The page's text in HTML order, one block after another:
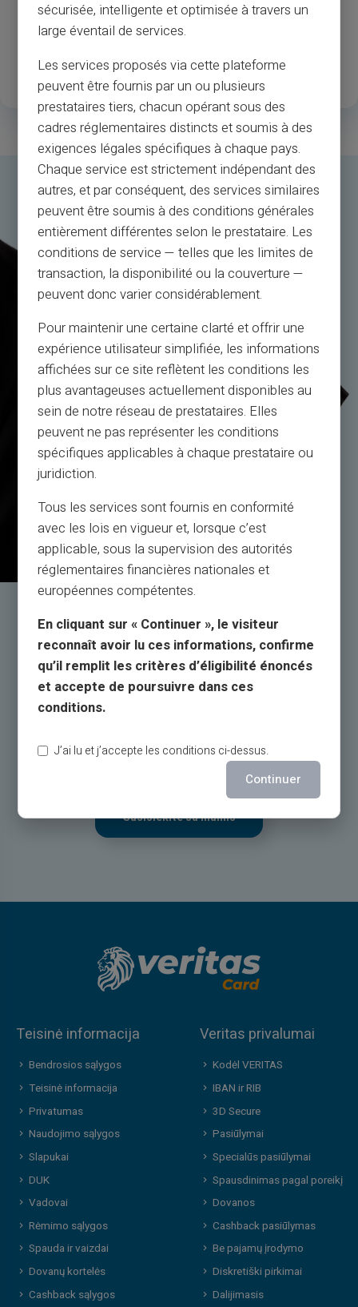
1.3M
klientai
Tikrųžmonių, o ne robotų
aptarnavimas ir palaikymas
Klientų aptarnavimas anglų kalba jūsų paslaugoms
telefonu nuo pirmadienio iki šeštadienio nuo 9h iki
Susisiekite su mumis
Teisinė informacija
Bendrosios sąlygos
Teisinė informacija
Privatumas
Naudojimo sąlygos
Slapukai
DUK
Vadovai
Rėmimo sąlygos
Spauda ir vaizdai
Dovanų kortelės
Cashback sąlygos
Veritas privalumai
Kodėl VERITAS
IBAN ir RIB
3D Secure
Pasiūlymai
Specialūs pasiūlymai
Spausdinimas pagal poreikį
Dovanos
Cashback pasiūlymas
Be pajamų įrodymo
Diskretiški pirkimai
Dalijimasis
sécurisée, intelligente et optimisée à travers un
large éventail de services.
Les services proposés via cette plateforme
peuvent être fournis par un ou plusieurs
prestataires tiers, chacun opérant sous des
cadres réglementaires distincts et soumis à des
exigences légales spécifiques à chaque pays.
Chaque service est strictement indépendant des
autres, et par conséquent, des services similaires
peuvent être soumis à des conditions générales
entièrement différentes selon le prestataire. Les
conditions de service — telles que les limites de
transaction, la disponibilité ou la couverture —
peuvent donc varier considérablement.
Pour maintenir une certaine clarté et offrir une
expérience utilisateur simplifiée, les informations
affichées sur ce site reflètent les conditions les
plus avantageuses actuellement disponibles au
sein de notre réseau de prestataires. Elles
peuvent ne pas représenter les conditions
spécifiques applicables à chaque prestataire ou
juridiction.
Tous les services sont fournis en conformité
avec les lois en vigueur et, lorsque c’est
applicable, sous la supervision des autorités
réglementaires financières nationales et
européennes compétentes.
En cliquant sur « Continuer », le visiteur
reconnaît avoir lu ces informations, confirme
qu’il remplit les critères d’éligibilité énoncés
et accepte de poursuivre dans ces
conditions.
J’ai lu et j’accepte les conditions ci-dessus.
Continuer